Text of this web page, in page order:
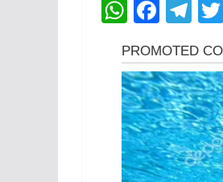
W
at
s
A
p
p
F
c
e
b
o
o
T
e
gr
a
m